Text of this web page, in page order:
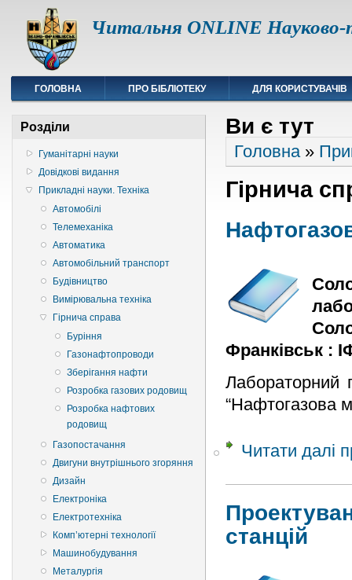
Читальня ONLINE Науково-
ГОЛОВНА ПРО БІБЛІОТЕКУ ДЛЯ КОРИСТУВАЧІВ
Розділи
Гуманітарні науки
Довідкові видання
Прикладні науки. Техніка
Автомобілі
Телемеханіка
Автоматика
Автомобільний транспорт
Будівництво
Вимірювальна техніка
Гірнича справа
Буріння
Газонафтопроводи
Зберігання нафти
Розробка газових родовищ
Розробка нафтових
родовищ
Газопостачання
Двигуни внутрішнього згоряння
Дизайн
Електроніка
Електротехніка
Комп’ютерні технології
Машинобудування
Металургія
Ви є тут
Головна»
Гірнича
Франківськ :
Лабораторний
“Нафтогазова
Читати далі
станцій